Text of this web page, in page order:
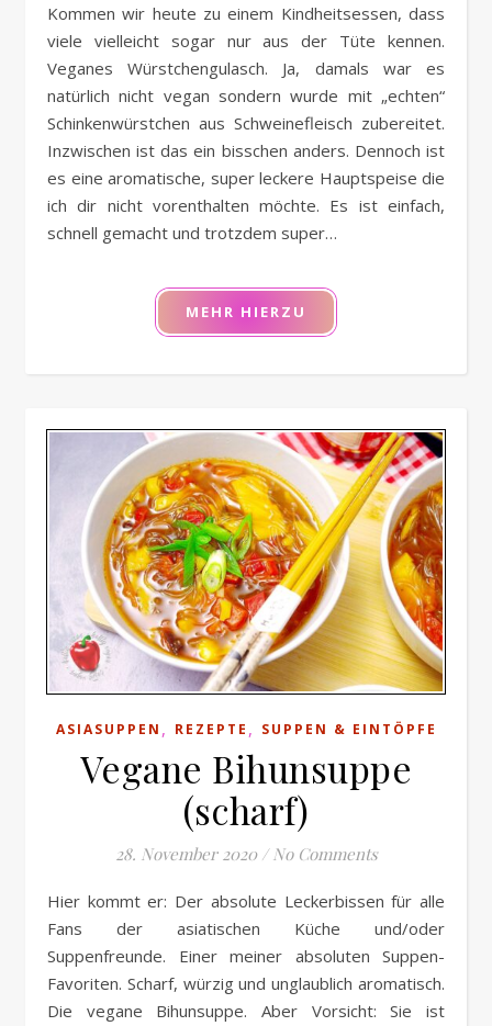
Kommen wir heute zu einem Kindheitsessen, dass
viele vielleicht sogar nur aus der Tüte kennen.
Veganes Würstchengulasch. Ja, damals war es
natürlich nicht vegan sondern wurde mit „echten“
Schinkenwürstchen aus Schweinefleisch zubereitet.
Inzwischen ist das ein bisschen anders. Dennoch ist
es eine aromatische, super leckere Hauptspeise die
ich dir nicht vorenthalten möchte. Es ist einfach,
schnell gemacht und trotzdem super…
MEHR HIERZU
ASIASUPPEN , REZEPTE , SUPPEN & EINTÖPFE
Vegane Bihunsuppe
(scharf)
28. November 2020 / No Comments
Hier kommt er: Der absolute Leckerbissen für alle
Fans der asiatischen Küche und/oder
Suppenfreunde. Einer meiner absoluten Suppen-
Favoriten. Scharf, würzig und unglaublich aromatisch.
Die vegane Bihunsuppe. Aber Vorsicht: Sie ist